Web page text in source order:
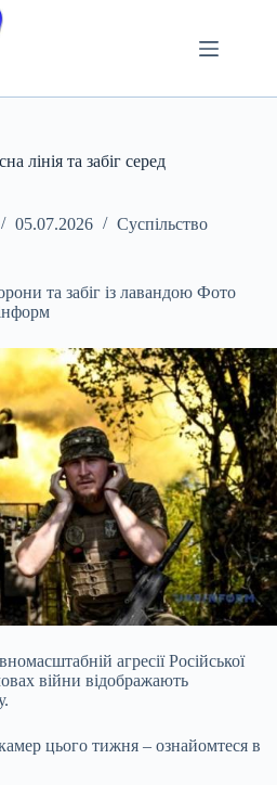
лінія та забіг серед
05.07.2026 Суспільство
та забіг із лавандою Фото
агресії Російської
війни відображають
цього тижня – ознайомтеся в